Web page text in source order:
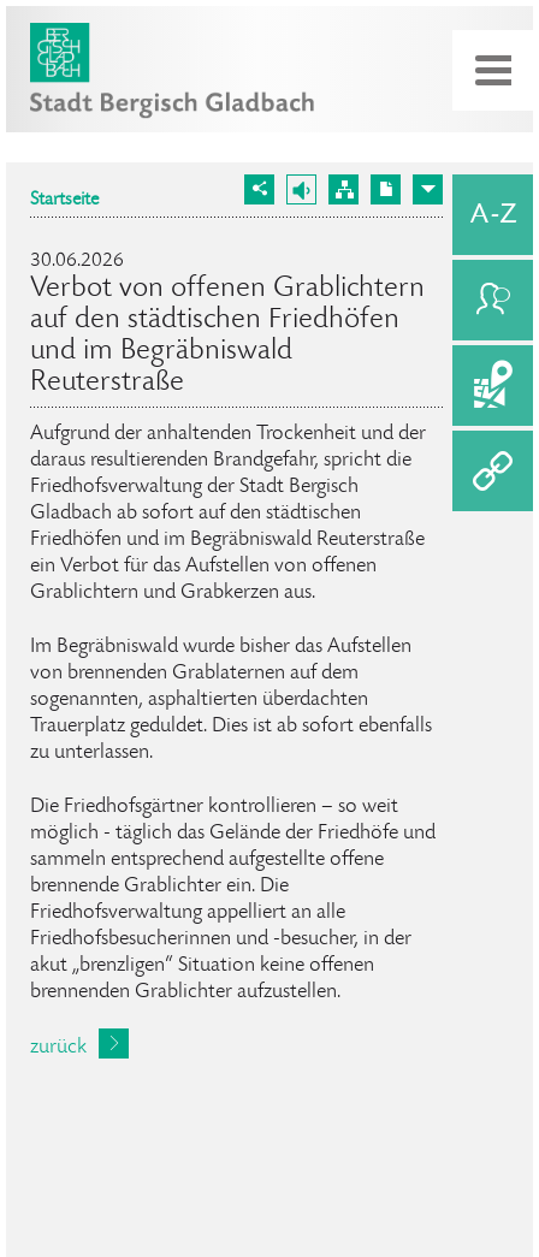
Startseite
30.06.2026
Verbot von offenen Grablichtern
auf den städtischen Friedhöfen
und im Begräbniswald
Reuterstraße
Aufgrund der anhaltenden Trockenheit und der
daraus resultierenden Brandgefahr, spricht die
Friedhofsverwaltung der Stadt Bergisch
Gladbach ab sofort auf den städtischen
Friedhöfen und im Begräbniswald Reuterstraße
ein Verbot für das Aufstellen von offenen
Grablichtern und Grabkerzen aus.
Im Begräbniswald wurde bisher das Aufstellen
von brennenden Grablaternen auf dem
sogenannten, asphaltierten überdachten
Trauerplatz geduldet. Dies ist ab sofort ebenfalls
zu unterlassen.
Die Friedhofsgärtner kontrollieren – so weit
möglich - täglich das Gelände der Friedhöfe und
sammeln entsprechend aufgestellte offene
brennende Grablichter ein. Die
Friedhofsverwaltung appelliert an alle
Friedhofsbesucherinnen und -besucher, in der
akut „brenzligen“ Situation keine offenen
brennenden Grablichter aufzustellen.
zurück